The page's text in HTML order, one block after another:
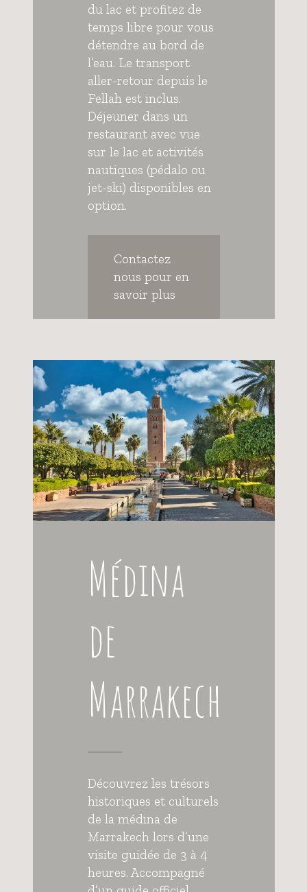
du lac et profitez de
temps libre pour vous
détendre au bord de
l’eau. Le transport
aller-retour depuis le
Fellah est inclus.
Déjeuner dans un
restaurant avec vue
sur le lac et activités
nautiques (pédalo ou
jet-ski) disponibles en
option.
Contactez
nous pour en
savoir plus
Médina
de
Marrakech
Découvrez les trésors
historiques et culturels
de la médina de
Marrakech lors d’une
visite guidée de 3 à 4
heures. Accompagné